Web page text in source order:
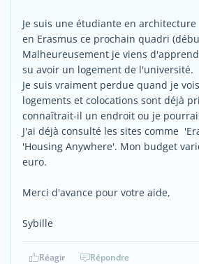
Je suis une étudiante en
en Erasmus ce prochain quadri
Malheureusement je viens
su avoir un logement de l'université.
Je suis vraiment perdue quand je
logements et colocations sont déjà
connaîtrait-il un endroit ou je
J'ai déjà consulté les sites comme
'Housing Anywhere'. Mon budget
euro.
Merci d'avance pour votre aide,
Sybille
Réagir Répondre